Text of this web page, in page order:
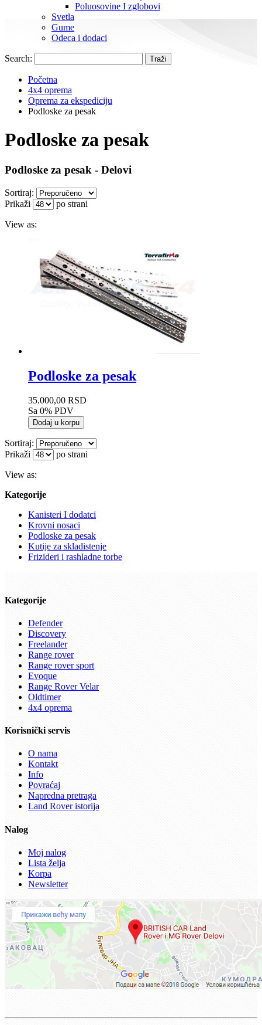
Poluosovine I zglobovi
Svetla
Gume
Odeca i dodaci
Search: Traži
Početna
4x4 oprema
Oprema za ekspediciju
Podloske za pesak
Podloske za pesak
Podloske za pesak - Delovi
Sortiraj:
Prikaži
po strani
View as:
Podloske za pesak
35.000,00 RSD
Sa 0% PDV
Dodaj u korpu
Sortiraj:
Prikaži
po strani
View as:
Kategorije
Kanisteri I dodatci
Krovni nosaci
Podloske za pesak
Kutije za skladistenje
Frizideri i rashladne torbe
Kategorije
Defender
Discovery
Freelander
Range rover
Range rover sport
Evoque
Range Rover Velar
Oldtimer
4x4 oprema
Korisnički servis
O nama
Kontakt
Info
Povraćaj
Napredna pretraga
Land Rover istorija
Nalog
Moj nalog
Lista želja
Korpa
Newsletter